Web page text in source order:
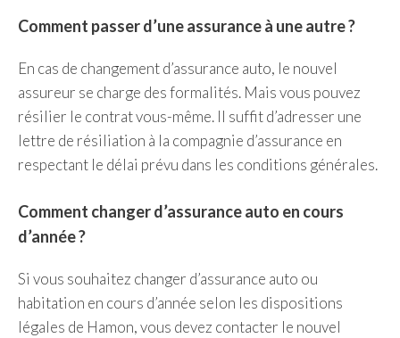
Comment passer d’une assurance à une autre ?
En cas de changement d’assurance auto, le nouvel
assureur se charge des formalités. Mais vous pouvez
résilier le contrat vous-même. Il suffit d’adresser une
lettre de résiliation à la compagnie d’assurance en
respectant le délai prévu dans les conditions générales.
Comment changer d’assurance auto en cours
d’année ?
Si vous souhaitez changer d’assurance auto ou
habitation en cours d’année selon les dispositions
légales de Hamon, vous devez contacter le nouvel